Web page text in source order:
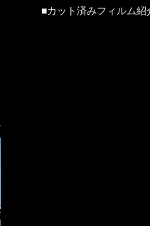
■カット済みフィルム紹